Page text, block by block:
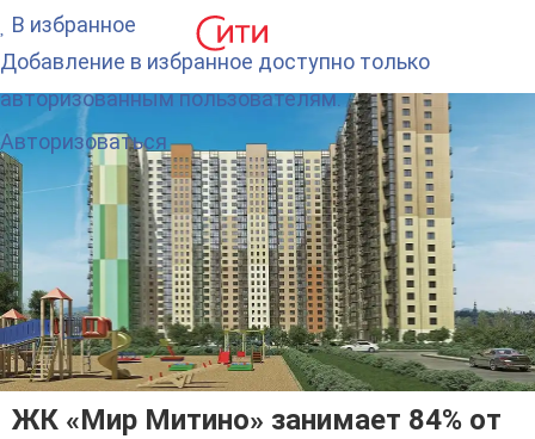
ЖК «Мир Митино» занимает 84% от
В избранное
Добавление в избранное доступно только
авторизованным пользователям.
Авторизоваться